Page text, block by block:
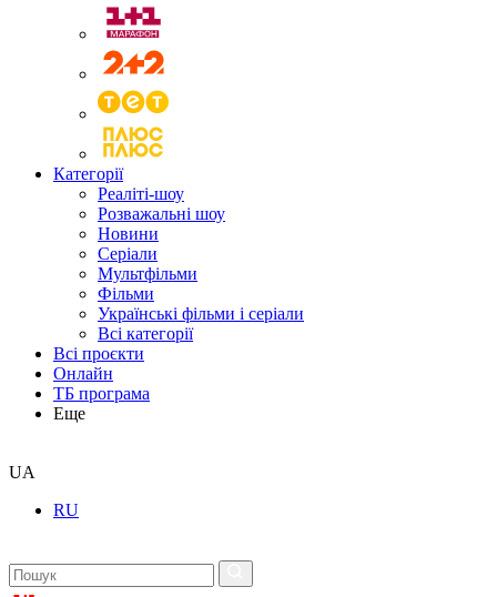
Категорії
Реаліті-шоу
Розважальні шоу
Новини
Серіали
Мультфільми
Фільми
Українські фільми і серіали
Всі категорії
Всі проєкти
Онлайн
ТБ програма
Еще
UA
RU